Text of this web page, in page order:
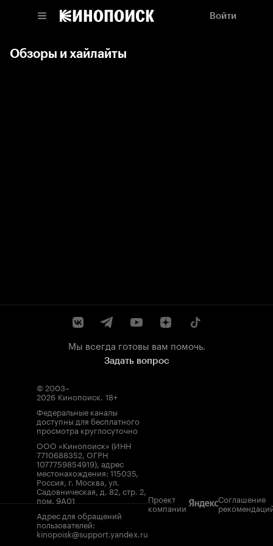
Войти
Обзоры и хайлайты
Мы всегда готовы вам помочь.
Задать вопрос
© 2003–
2026 Кинопоиск. 18+
Федеральные каналы
доступны для бесплатного
просмотра круглосуточно
ООО «Кинопоиск» (ИНН
7710688352, ОГРН
1077759854919), адрес
местонахождения: 115035,
Россия, г. Москва, ул.
Садовническая, д. 82, стр. 2,
пом. 9А01
Адрес для обращений
пользователей:
kinopoisk@support.yandex.ru
Проект
компании
Соглашение